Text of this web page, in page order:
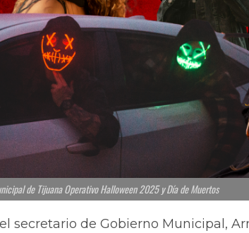
de Tijuana Operativo Halloween 2025 y Día de Muertos
secretario de Gobierno Municipal,